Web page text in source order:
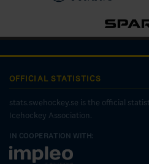
OFFICIAL STATISTICS
stats.swehockey.se is the official
Icehockey Association.
IN COOPERATION WITH: